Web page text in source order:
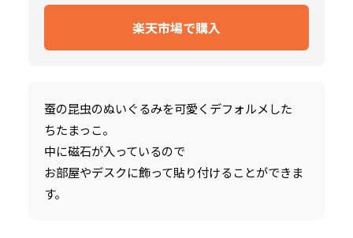
楽天市場で購入
蚕の昆虫のぬいぐるみを可愛くデフォルメした
ちたまっこ。
中に磁石が入っているので
お部屋やデスクに飾って貼り付けることができま
す。